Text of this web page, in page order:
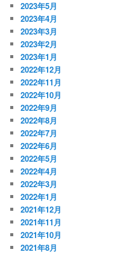
2023年5月
2023年4月
2023年3月
2023年2月
2023年1月
2022年12月
2022年11月
2022年10月
2022年9月
2022年8月
2022年7月
2022年6月
2022年5月
2022年4月
2022年3月
2022年1月
2021年12月
2021年11月
2021年10月
2021年8月